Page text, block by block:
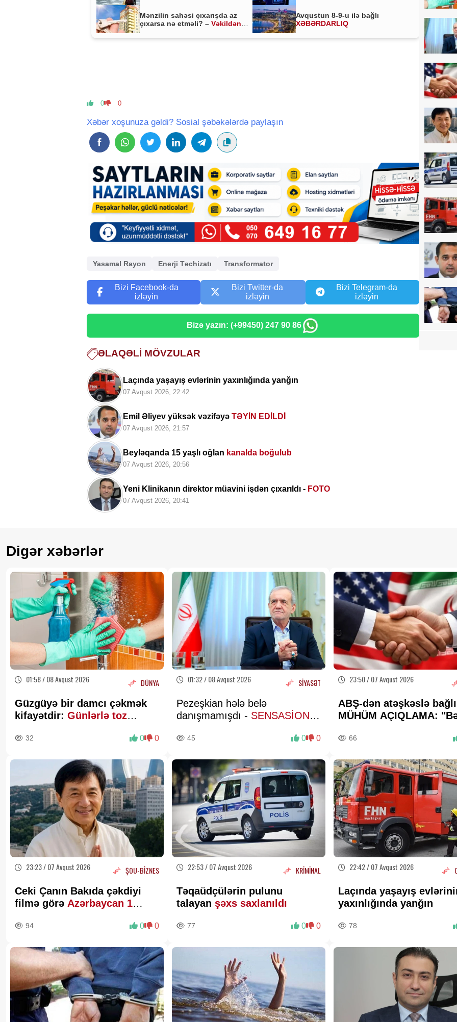
Mənzilin sahəsi çıxarışda az
çıxarsa nə etməli? –Vəkildən
Avqustun 8-9-u ilə bağlı
XƏBƏRDARLIQ
0 0
Xəbər xoşunuza gəldi? Sosial şəbəkələrdə paylaşın
Yasamal Rayon Enerji Təchizatı Transformator
Bizi Facebook-da
izləyin
Bizi Twitter-da
izləyin
Bizi Telegram-da
izləyin
Bizə yazın: (+99450) 247 90 86
ƏLAQƏLI MÖVZULAR
Laçında yaşayış evlərinin yaxınlığında yanğın
07 Avqust 2026, 22:42
Emil Əliyev yüksək vəzifəyə TƏYİN EDİLDİ
07 Avqust 2026, 21:57
Beyləqanda 15 yaşlı oğlan kanalda boğulub
07 Avqust 2026, 20:56
Yeni Klinikanın direktor müavini işdən çıxarıldı - FOTO
07 Avqust 2026, 20:41
Digər xəbərlər
01:58 / 08 Avqust 2026 DÜNYA
Güzgüyə bir damcı çəkmək
kifayətdir: Günlərlə toz
32 0 0
01:32 / 08 Avqust 2026 SİYASƏT
Pezeşkian hələ belə
danışmamışdı - SENSASİON
45 0 0
23:50 / 07 Avqust 2026
ABŞ-dən atəşkəslə bağlı
MÜHÜM AÇIQLAMA:
66
23:23 / 07 Avqust 2026 ŞOU-BİZNES
Ceki Çanın Bakıda çəkdiyi
filmə görə Azərbaycan 1
94 0 0
22:53 / 07 Avqust 2026 KRİMİNAL
Təqaüdçülərin pulunu
talayan şəxs saxlanıldı
77 0 0
22:42 / 07 Avqust 2026
Laçında yaşayış
yaxınlığında yanğın
78